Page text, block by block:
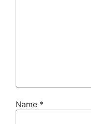
Name *